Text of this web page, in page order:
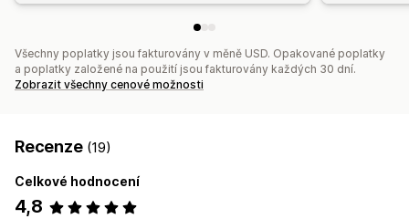
Všechny poplatky jsou fakturovány v měně USD. Opakované poplatky
a poplatky založené na použití jsou fakturovány každých 30 dní.
Zobrazit všechny cenové možnosti
Recenze (19)
Celkové hodnocení
4,8